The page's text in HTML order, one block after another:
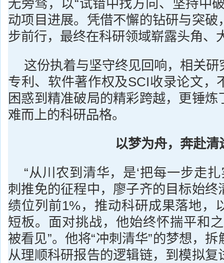
无旁骛，以“试错中找方向、坚持中
动项目进展。凭借不懈的钻研与突破
步前行，最终在科研领域崭露头角、
这份执着与坚守终见回响，相关
专利、软件著作权及SCI收录论文，
困惑到精准破局的精彩跨越，更锤炼
难而上的科研品格。
以梦为舟，奔赴清
“从川农到清华，是‘把每一步走扎
刺推免的征程中，廖子齐的目标始终
绩位列前1%，推动科研成果落地，
短板。面对挑战，他始终怀揣平和
被看见”。他将“冲刺清华”的梦想，
从理顺科研报告的逻辑链，到模拟复